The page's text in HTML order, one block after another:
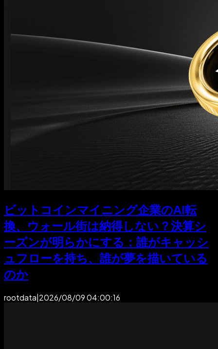
ビットコインマイニング企業のAI転
換、ウォール街は納得しない？決算シ
ーズンが明らかにする：誰がキャッシ
ュフローを持ち、誰が夢を描いている
のか
rootdata|2026/08/09 04:00:16